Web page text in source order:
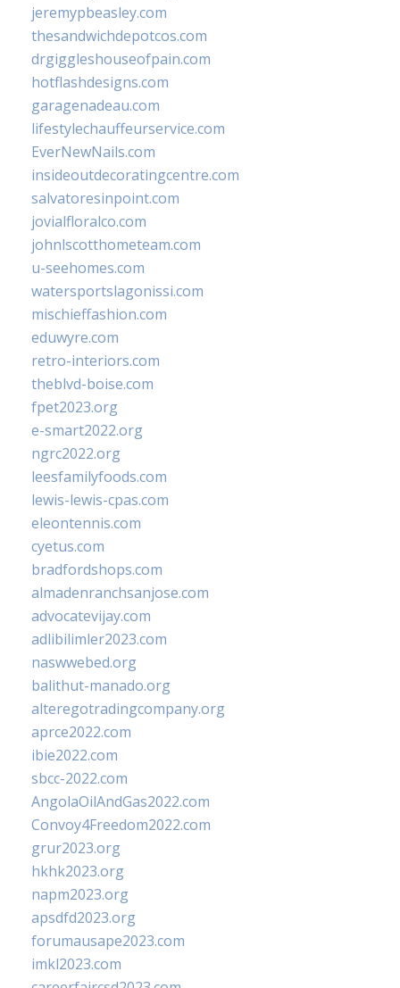
jeremypbeasley.com
thesandwichdepotcos.com
drgiggleshouseofpain.com
hotflashdesigns.com
garagenadeau.com
lifestylechauffeurservice.com
EverNewNails.com
insideoutdecoratingcentre.com
salvatoresinpoint.com
jovialfloralco.com
johnlscotthometeam.com
u-seehomes.com
watersportslagonissi.com
mischieffashion.com
eduwyre.com
retro-interiors.com
theblvd-boise.com
fpet2023.org
e-smart2022.org
ngrc2022.org
leesfamilyfoods.com
lewis-lewis-cpas.com
eleontennis.com
cyetus.com
bradfordshops.com
almadenranchsanjose.com
advocatevijay.com
adlibilimler2023.com
naswwebed.org
balithut-manado.org
alteregotradingcompany.org
aprce2022.com
ibie2022.com
sbcc-2022.com
AngolaOilAndGas2022.com
Convoy4Freedom2022.com
grur2023.org
hkhk2023.org
napm2023.org
apsdfd2023.org
forumausape2023.com
imkl2023.com